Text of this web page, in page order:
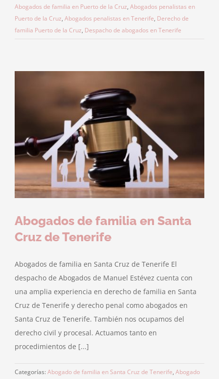
Abogados de familia en Puerto de la Cruz, Abogados penalistas en
Puerto de la Cruz, Abogados penalistas en Tenerife, Derecho de
familia Puerto de la Cruz, Despacho de abogados en Tenerife
Abogados de familia en Santa
Cruz de Tenerife
Abogados de familia en Santa Cruz de Tenerife El
despacho de Abogados de Manuel Estévez cuenta con
una amplia experiencia en derecho de familia en Santa
Cruz de Tenerife y derecho penal como abogados en
Santa Cruz de Tenerife. También nos ocupamos del
derecho civil y procesal. Actuamos tanto en
procedimientos de [...]
Categorías: Abogado de familia en Santa Cruz de Tenerife, Abogado